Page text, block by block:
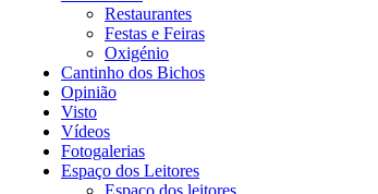
Restaurantes
Festas e Feiras
Oxigénio
Cantinho dos Bichos
Opinião
Visto
Vídeos
Fotogalerias
Espaço dos Leitores
Espaço dos leitores